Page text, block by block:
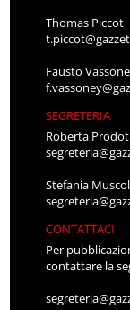
Thomas Piccot
Fausto
SEGRETERIA
Roberta
Stefania
CONTATTACI
Per
contattare la